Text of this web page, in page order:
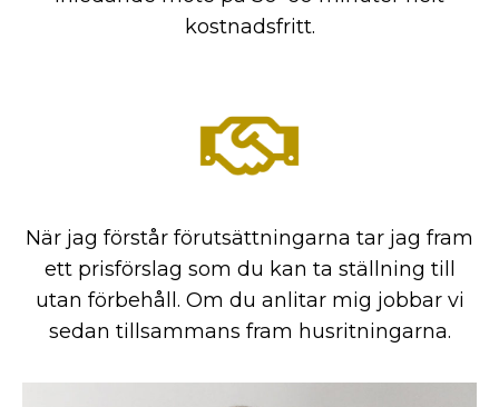
kostnadsfritt.
När jag förstår förutsättningarna tar jag fram
ett prisförslag som du kan ta ställning till
utan förbehåll. Om du anlitar mig jobbar vi
sedan tillsammans fram husritningarna.